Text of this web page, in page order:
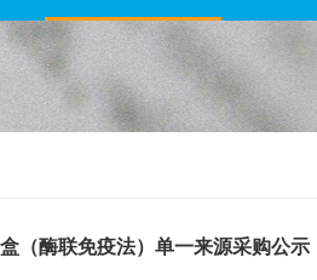
（酶联免疫法）单一来源采购公示